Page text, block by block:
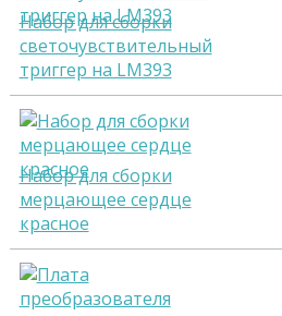
Набор для сборки
светочувствительный
триггер на LM393
Набор для сборки
мерцающее сердце
красное